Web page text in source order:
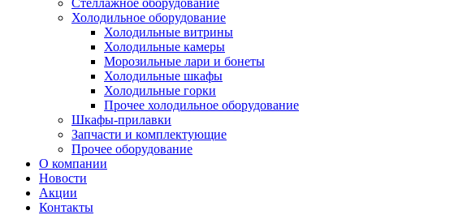
Стеллажное оборудование
Холодильное оборудование
Холодильные витрины
Холодильные камеры
Морозильные лари и бонеты
Холодильные шкафы
Холодильные горки
Прочее холодильное оборудование
Шкафы-прилавки
Запчасти и комплектующие
Прочее оборудование
О компании
Новости
Акции
Контакты